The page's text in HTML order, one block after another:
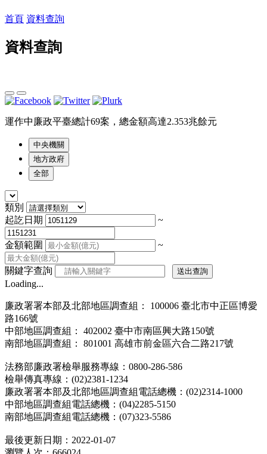
首頁 資料查詢
資料查詢
運作中廉政平臺總計69案，總金額高達2.353兆餘元
中央機關
地方政府
全部
類別
起訖日期
~
金額範圍 ~
關鍵字查詢 送出查詢
Loading...
廉政署署本部及北部地區調查組： 100006 臺北市中正區博愛
路166號
中部地區調查組： 402002 臺中市南區興大路150號
南部地區調查組： 801001 高雄市前金區六合二路217號
法務部廉政署檢舉服務專線：0800-286-586
檢舉傳真專線：(02)2381-1234
廉政署署本部及北部地區調查組電話總機：(02)2314-1000
中部地區調查組電話總機：(04)2285-5150
南部地區調查組電話總機：(07)323-5586
最後更新日期：2022-01-07